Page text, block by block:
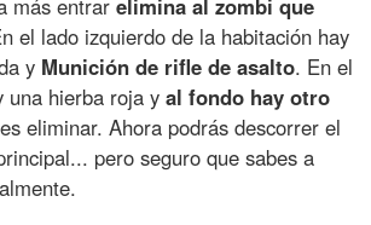
más entrarelimina al zombi que
el lado izquierdo de la habitación hay
y Munición de rifle de asalto. En el
una hierba roja yal fondo hay otro
eliminar. Ahora podrás descorrer el
pero seguro que sabes a